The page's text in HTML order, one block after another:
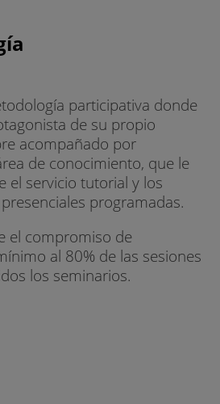
participativa donde
de su propio
acompañado por
de conocimiento, que le
el servicio tutorial y los
programadas.
el compromiso de
al 80% de las sesiones
los seminarios.